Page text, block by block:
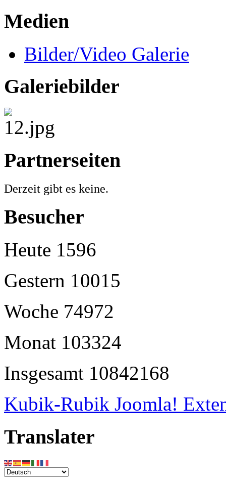
Medien
Bilder/Video Galerie
Galeriebilder
Partnerseiten
Derzeit gibt es keine.
Besucher
Heute 1596
Gestern 10015
Woche 74972
Monat 103324
Insgesamt 10842168
Kubik-Rubik Joomla!
Translater